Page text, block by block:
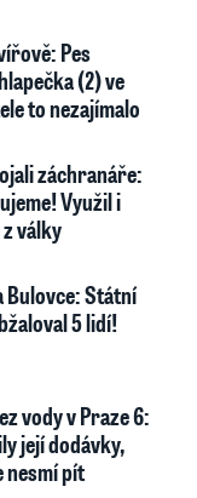
Pes
(2) ve
to nezajímalo
záchranáře:
Využil i
války
Bulovce: Státní
5 lidí!
vody v Praze 6:
její dodávky,
nesmí pít